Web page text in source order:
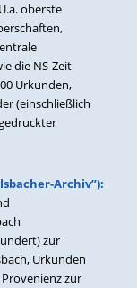
U.a. oberste
die NS-Zeit
Urkunden,
(einschließlich
Archiv”):
zur
Urkunden
zur